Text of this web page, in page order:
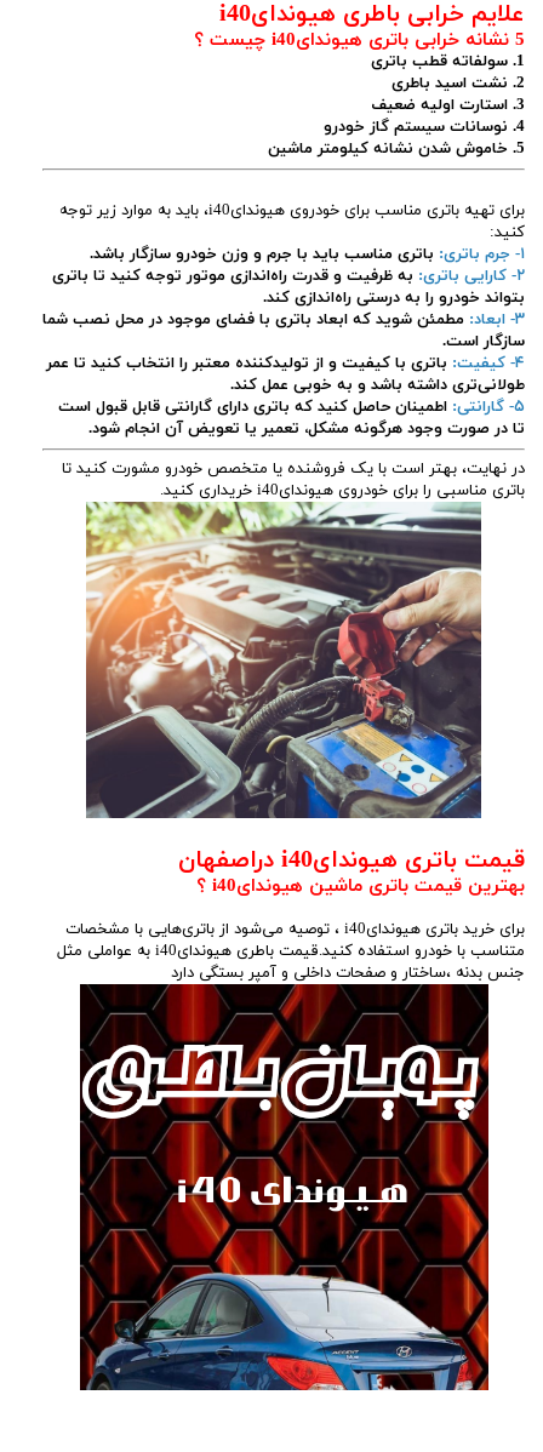
علایم خرابی باطری هیوندایi40
5 نشانه خرابی باتری هیوندایi40 چیست ؟
1. سولفاته قطب باتری
2. نشت اسید باطری
3. استارت اولیه ضعیف
4. نوسانات سیستم گاز خودرو
5. خاموش شدن نشانه کیلومتر ماشین
برای تهیه باتری مناسب برای خودروی هیوندایi40، باید به موارد زیر توجه
کنید:
۱- جرم باتری:
باتری مناسب باید با جرم و وزن خودرو سازگار باشد.
۲- کارایی باتری:
به ظرفیت و قدرت راه‌اندازی موتور توجه کنید تا باتری
بتواند خودرو را به درستی راه‌اندازی کند.
۳- ابعاد:
مطمئن شوید که ابعاد باتری با فضای موجود در محل نصب شما
سازگار است.
۴- کیفیت:
باتری با کیفیت و از تولیدکننده معتبر را انتخاب کنید تا عمر
طولانی‌تری داشته باشد و به خوبی عمل کند.
۵- گارانتی:
اطمینان حاصل کنید که باتری دارای گارانتی قابل قبول است
تا در صورت وجود هرگونه مشکل، تعمیر یا تعویض آن انجام شود.
در نهایت، بهتر است با یک فروشنده یا متخصص خودرو مشورت کنید تا
باتری مناسبی را برای خودروی هیوندایi40 خریداری کنید.
قیمت باتری هیوندایi40 دراصفهان
بهترین قیمت باتری ماشین هیوندایi40 ؟
برای خرید باتری هیوندایi40 ، توصیه می‌شود از باتری‌هایی با مشخصات
متناسب با خودرو استفاده کنید.قیمت باطری هیوندایi40 به عواملی مثل
جنس بدنه ،ساختار و صفحات داخلی و آمپر بستگی دارد